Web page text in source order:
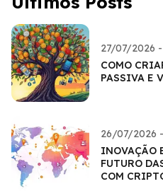
27/07/2026 -
COMO
PASSIVA E
26/07/2026
INOVAÇÃO
FUTURO
COM